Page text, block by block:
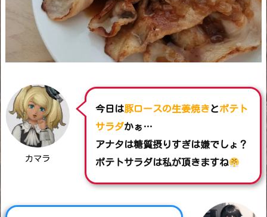
カマラ
今日は豚ロースの生姜焼きとポテト
サラダかぁ…
アナタは糖質摂りすぎは嫌でしょ？
ポテトサラダは私が頂きますね